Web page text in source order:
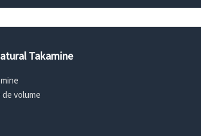
Takamine
volume